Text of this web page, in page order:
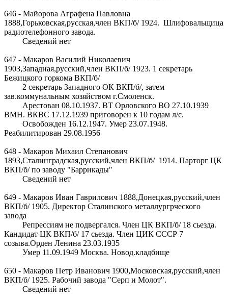
646 - Майорова Аграфена Павловна
1888,Горьковская,русская,член ВКП/б/ 1924. Шлифовальщица
радиотелефонного завода.
Сведений нет
647 - Макаров Василий Николаевич
1903,Западная,русский,член ВКП/б/ 1923. 1 секретарь
Бежицкого горкома ВКП/б/
2 секретарь Западного ОК ВКП/б/, затем
зав.коммунальным хозяйством г.Смоленск.
Арестован 08.10.1937. ВТ Орловского ВО 27.10.1939
ВМН. ВКВС 17.12.1939 приговорен к 10 годам л/с.
Освобожден 16.12.1947. Умер 23.07.1948.
Реабилитирован 29.08.1956
648 - Макаров Михаил Степанович
1893,Сталинградская,русский,член ВКП/б/ 1914. Парторг ЦК
ВКП/б/ по заводу "Баррикады"
Сведений нет
649 - Макаров Иван Гаврилович 1888,Донецкая,русский,член
ВКП/б/ 1905. Директор Сталинского металлургрческого
завода
Репрессиям не подвергался. Член ЦК ВКП/б/ 18 сьезда.
Кандидат ЦК ВКП/б/ 17 сьезда. Член ЦИК СССР 7
созыва.Орден Ленина 23.03.1935
Умер 11.09.1949 Москва. Новод.кладбище
650 - Макаров Петр Иванович 1900,Московская,русский,член
ВКП/б/ 1925. Рабочий завода "Серп и Молот".
Сведений нет